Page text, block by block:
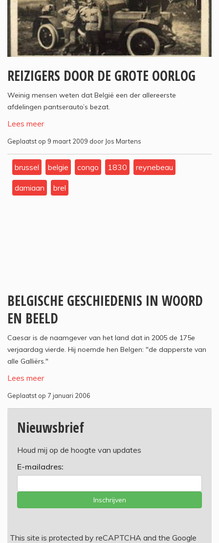
REIZIGERS DOOR DE GROTE OORLOG
Weinig mensen weten dat België een der allereerste
afdelingen pantserauto’s bezat.
Lees meer
Geplaatst op 9 maart 2009 door Jos Martens
brussel belgie congo 1830 reynebeau
damiaan brel
BELGISCHE GESCHIEDENIS IN WOORD
EN BEELD
Caesar is de naamgever van het land dat in 2005 de 175e
verjaardag vierde. Hij noemde hen Belgen: "de dapperste van
alle Galliërs."
Lees meer
Geplaatst op 7 januari 2006
Nieuwsbrief
Houd mij op de hoogte van updates
E-mailadres:
Inschrijven
This site is protected by reCAPTCHA and the Google